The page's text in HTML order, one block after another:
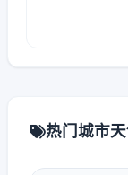
热门城市